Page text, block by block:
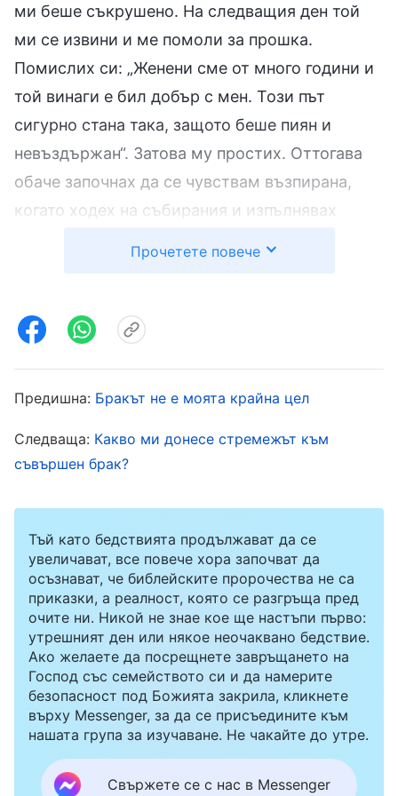
ми беше съкрушено. На следващия ден той
ми се извини и ме помоли за прошка.
Помислих си: „Женени сме от много години и
той винаги е бил добър с мен. Този път
сигурно стана така, защото беше пиян и
невъздържан“. Затова му простих. Оттогава
обаче започнах да се чувствам възпирана,
когато ходех на събирания и изпълнявах
събиране и виждах, че съпругът ми го няма,
навъсено лице, първа го заговарях или го
внимателно от преди.
През юни 2019 г. бях избрана за водач в
щастлива и си помислих, че като водач ще
имам много възможности да се обучавам и
да постигна бърз напредък в живота. Въпреки
това бях изпълнена и с опасения: „Преди
съпругът ми винаги ме гледаше лошо или се
оплакваше, когато ходех на събирания.
Водачите имат повече работа и ще трябва да
ходя често на събирания. Дали няма да се
опита да ми възпира още повече? Ако това се
случи, тогава никога повече няма да имаме
Прочетете повече
Предишна: Бракът не е моята крайна цел
Следваща: Какво ми донесе стремежът към
съвършен брак?
Тъй като бедствията продължават да се
увеличават, все повече хора започват да
осъзнават, че библейските пророчества не са
приказки, а реалност, която се разгръща пред
очите ни. Никой не знае кое ще настъпи първо:
утрешният ден или някое неочаквано бедствие.
Ако желаете да посрещнете завръщането на
Господ със семейството си и да намерите
безопасност под Божията закрила, кликнете
върху Messenger, за да се присъедините към
нашата група за изучаване. Не чакайте до утре.
Свържете се с нас в Messenger